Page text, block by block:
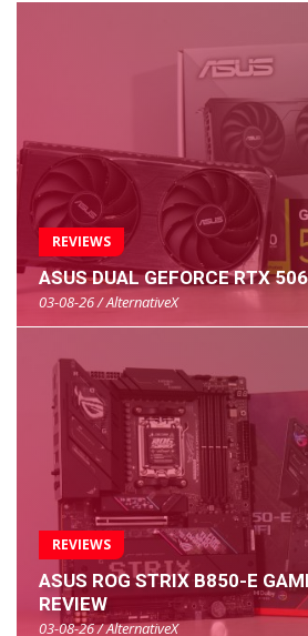
REVIEWS
ASUS DUAL GEFORCE RTX
03-08-26 / AlternativeX
REVIEWS
ASUS ROG STRIX B850-E
REVIEW
03-08-26 / AlternativeX